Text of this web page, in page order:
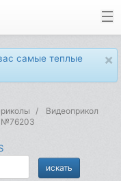
×
самые теплые
Видеоприкол
№76203